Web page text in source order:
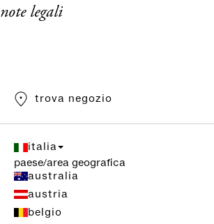
note legali
trova negozio
italia
paese/area geografica
australia
austria
belgio